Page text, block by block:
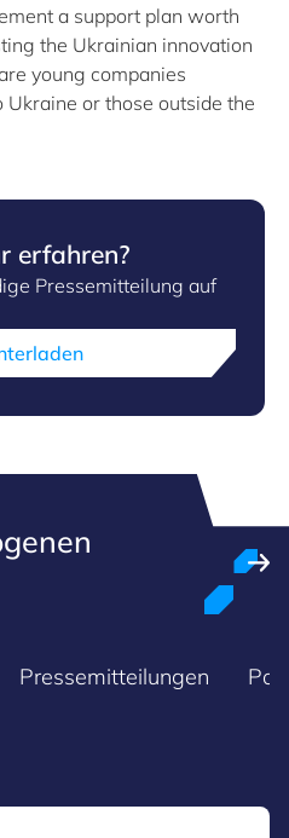
a support plan worth
the Ukrainian innovation
young companies
or those outside the
erfahren?
Pressemitteilung auf
Pressemitteilungen